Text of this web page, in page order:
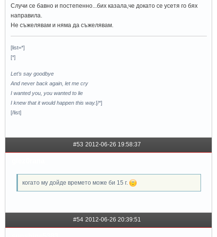
Случи се бавно и постепенно...бих казала,че докато се усетя го бях
направила.
Не съжелявам и няма да съжелявам.
[list=*]
[*]
Let’s say goodbye
And never back again, let me cry
I wanted you, you wanted to lie
I knew that it would happen this way.[/*]
[/list]
#53 2012-06-26 19:58:37
когато му дойде времето може би 15 г.
#54 2012-06-26 20:39:51